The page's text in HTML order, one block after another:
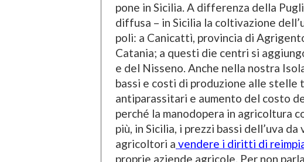
pone in Sicilia. A differenza della
diffusa – in Sicilia la coltivazione
poli: a Canicattì, provincia di
Catania; a questi die centri si
e del Nisseno. Anche nella nostra
bassi e costi di produzione alle
antiparassitari e aumento del costo
perché la manodopera in agricoltura
più, in Sicilia, i prezzi bassi dell’uva
agricoltori a vendere i diritti di
proprie aziende agricole. Per non